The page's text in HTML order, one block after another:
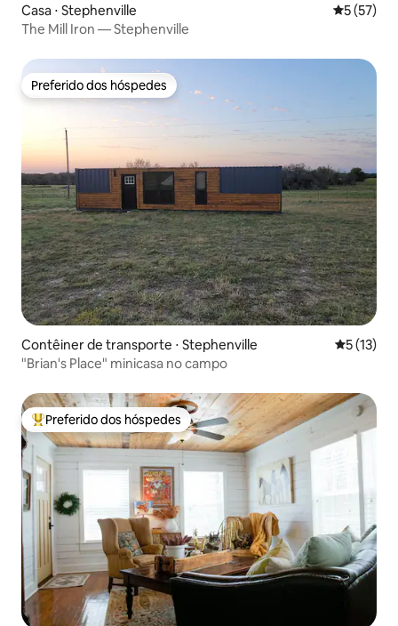
Casa ⋅ Stephenville 5 de uma
5 (57)
The Mill Iron — Stephenville
Preferido dos hóspedes
Preferido dos hóspedes
Contêiner de transporte ⋅ Stephenville 5 de uma
5 (13)
"Brian's Place" minicasa no campo
Entre os melhores preferidos dos hóspedes
Preferido dos hóspedes